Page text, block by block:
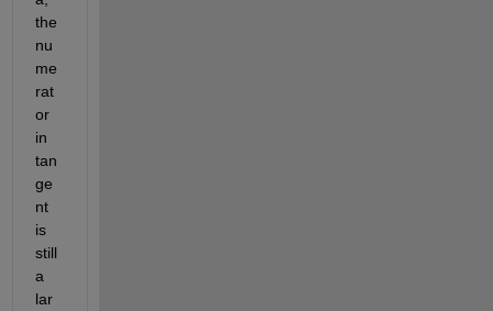
the
nu
me
rat
or
in
tan
ge
nt
is
still
a
lar